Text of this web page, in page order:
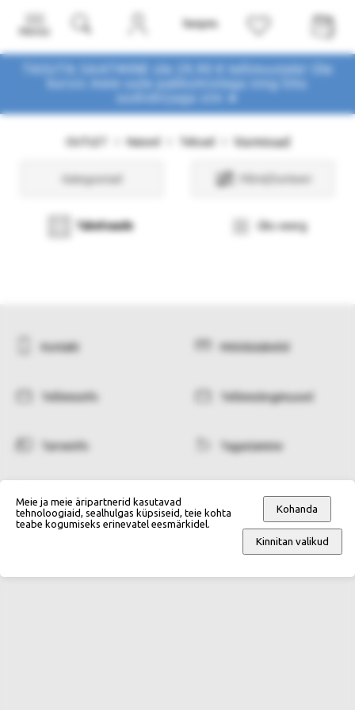
TASUTA SAATMINE üle 29,90 € tellimustele! Ole
kursis meie uute pakkumistega
uudiskirjaga siin ➤
Naised Teksad Vormivad
Kategooriad Filtrid/Sorteeri
Tabelvaade Üks veerg
Kontakt Mõõdutabelid
Tellimisinfo Tellimistingimused
Tarneinfo Tagastamine
Makseviisid Isikuandmete kaitse
Meie ja meie äripartnerid kasutavad
tehnoloogiaid, sealhulgas küpsiseid, teie kohta
teabe kogumiseks erinevatel eesmärkidel.
Kohanda
Kinnitan valikud